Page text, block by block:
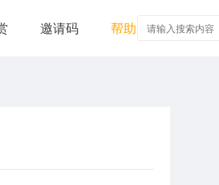
邀请码 帮助